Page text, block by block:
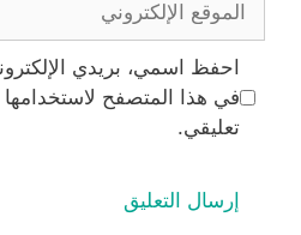
الإلكتروني
احفظ اسمي، بريدي
في هذا المتصفح لاستخدامها
تعليقي.